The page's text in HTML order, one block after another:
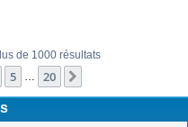
de 1000 résultats
5 … 20